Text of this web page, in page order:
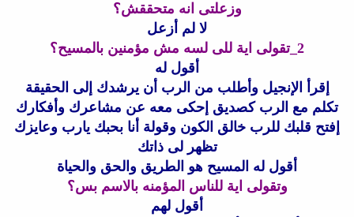
وزعلتى انه متحققش؟
لا لم أزعل
2_تقولى اية للى لسه مش مؤمنين بالمسيح؟
أقول له
إقرأ الإنجيل وأطلب من الرب أن يرشدك إلى الحقيقة
تكلم مع الرب كصديق إحكى معه عن مشاعرك وأفكارك
إفتح قلبك للرب خالق الكون وقولة أنا بحبك يارب وعايزك
تظهر لى ذاتك
أقول له المسيح هو الطريق والحق والحياة
وتقولى اية للناس المؤمنه بالاسم بس؟
أقول لهم